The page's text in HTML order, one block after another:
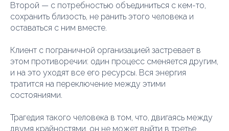
Второй — с потребностью объединиться с кем-то,
сохранить близость, не ранить этого человека и
оставаться с ним вместе.
Клиент с пограничной организацией застревает в
этом противоречии: один процесс сменяется другим,
и на это уходят все его ресурсы. Вся энергия
тратится на переключение между этими
состояниями.
Трагедия такого человека в том, что, двигаясь между
двумя крайностями, он не может выйти в третье